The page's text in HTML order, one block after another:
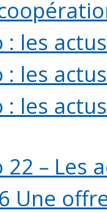
: les
: les
: les
22 – Les
Une